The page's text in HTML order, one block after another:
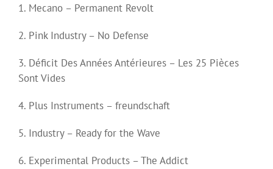
1. Mecano – Permanent Revolt
2. Pink Industry – No Defense
3. Déficit Des Années Antérieures – Les 25 Pièces
Sont Vides
4. Plus Instruments – freundschaft
5. Industry – Ready for the Wave
6. Experimental Products – The Addict